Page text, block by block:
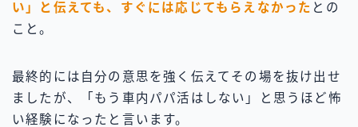
い」と伝えても、すぐには応じてもらえなかった との
こと。
最終的には自分の意思を強く伝えてその場を抜け出せ
ましたが、「もう車内パパ活はしない」と思うほど怖
い経験になったと言います。